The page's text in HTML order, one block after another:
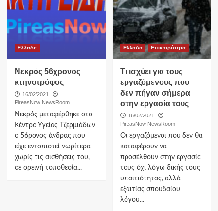
Ελλαδα
Νεκρός 56χρονος
κτηνοτρόφος
16/02/2021
PireasNow NewsRoom
Νεκρός μεταφέρθηκε στο
Κέντρο Υγείας Τζερμιάδων
ο 56ρονος άνδρας που
είχε εντοπιστεί νωρίτερα
χωρίς τις αισθήσεις του,
σε ορεινή τοποθεσία...
Ελλαδα Επικαιρότητα
Τι ισχύει για τους
εργαζόμενους που
δεν πήγαν σήμερα
στην εργασία τους
16/02/2021
PireasNow NewsRoom
Οι εργαζόμενοι που δεν θα
καταφέρουν να
προσέλθουν στην εργασία
τους όχι λόγω δικής τους
υπαιτιότητας, αλλά
εξαιτίας σπουδαίου
λόγου...